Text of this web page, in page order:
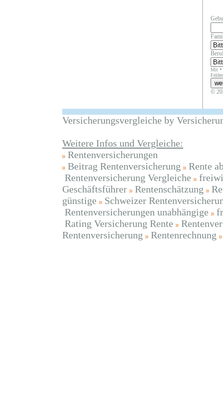
Mit *
©
Versicherungsvergleiche by
Weitere Infos und Vergleiche:
Rentenversicherungen
Beitrag Rentenversicherung
Rente
Rentenversicherung Vergleiche
Geschäftsführer
Rentenschätzung
günstige
Schweizer
Rentenversicherungen unabhängige
Rating Versicherung Rente
Rentenversicherung
Rentenrechnung